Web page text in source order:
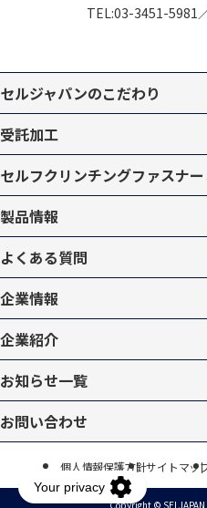
TEL:03-3451-5981
セルジャパンのこだわり
受託加工
セルフクリンチングファスナ
製品情報
よくある質問
企業情報
企業紹介
お知らせ一覧
お問い合わせ
個人情報保護方針サイトマッ
Copyright © SELJAPAN